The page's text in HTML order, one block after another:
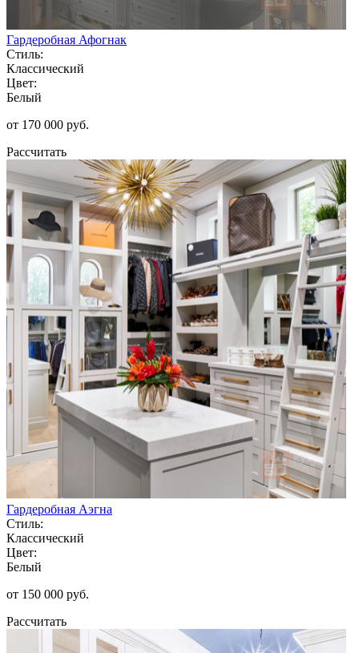
Гардеробная Афогнак
Стиль:
Классический
Цвет:
Белый
от 170 000 руб.
Рассчитать
Гардеробная Аэгна
Стиль:
Классический
Цвет:
Белый
от 150 000 руб.
Рассчитать